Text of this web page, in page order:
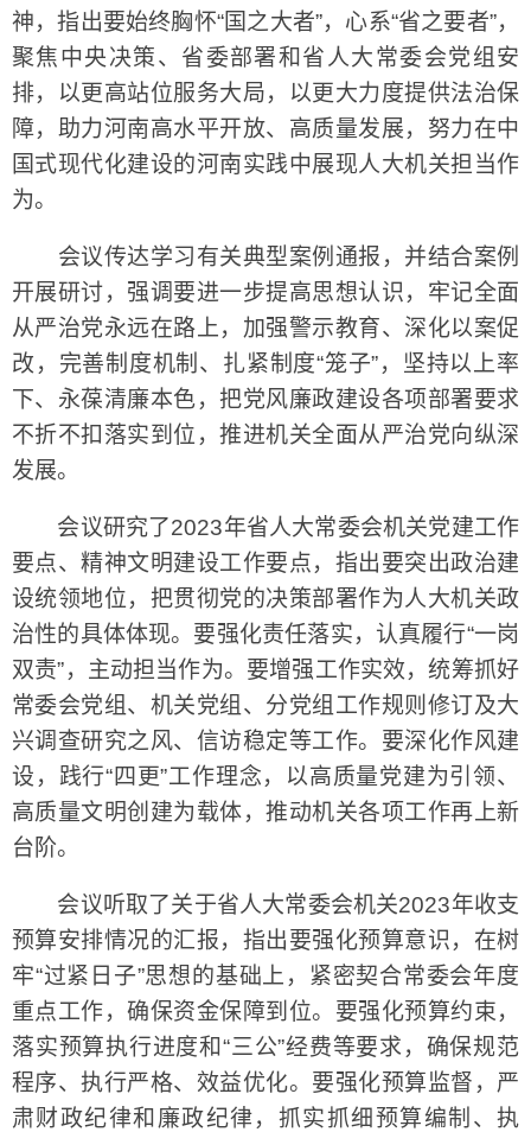
神，指出要始终胸怀“国之大者”，心系“省之要者”，
聚焦中央决策、省委部署和省人大常委会党组安
排，以更高站位服务大局，以更大力度提供法治保
障，助力河南高水平开放、高质量发展，努力在中
国式现代化建设的河南实践中展现人大机关担当作
为。
会议传达学习有关典型案例通报，并结合案例
开展研讨，强调要进一步提高思想认识，牢记全面
从严治党永远在路上，加强警示教育、深化以案促
改，完善制度机制、扎紧制度“笼子”，坚持以上率
下、永葆清廉本色，把党风廉政建设各项部署要求
不折不扣落实到位，推进机关全面从严治党向纵深
发展。
会议研究了2023年省人大常委会机关党建工作
要点、精神文明建设工作要点，指出要突出政治建
设统领地位，把贯彻党的决策部署作为人大机关政
治性的具体体现。要强化责任落实，认真履行“一岗
双责”，主动担当作为。要增强工作实效，统筹抓好
常委会党组、机关党组、分党组工作规则修订及大
兴调查研究之风、信访稳定等工作。要深化作风建
设，践行“四更”工作理念，以高质量党建为引领、
高质量文明创建为载体，推动机关各项工作再上新
台阶。
会议听取了关于省人大常委会机关2023年收支
预算安排情况的汇报，指出要强化预算意识，在树
牢“过紧日子”思想的基础上，紧密契合常委会年度
重点工作，确保资金保障到位。要强化预算约束，
落实预算执行进度和“三公”经费等要求，确保规范
程序、执行严格、效益优化。要强化预算监督，严
肃财政纪律和廉政纪律，抓实抓细预算编制、执